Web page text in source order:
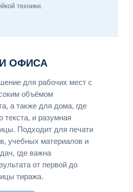
техники.
ОФИСА
для рабочих мест с
объёмом
а также для дома, где
текста, и разумная
Подходит для печати
учебных материалов и
где важна
от первой до
тиража.